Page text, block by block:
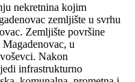
nekretnina kojim
zemljište u svrhu
Zemljište površine
u
Nakon
infrastrukturno